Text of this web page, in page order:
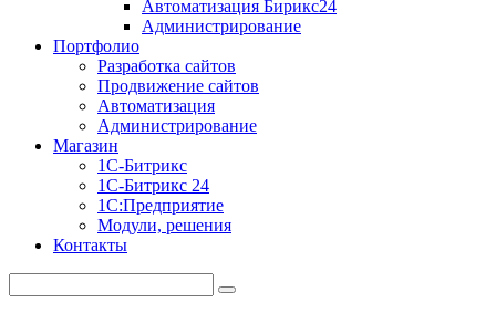
Автоматизация Бирикс24
Администрирование
Портфолио
Разработка сайтов
Продвижение сайтов
Автоматизация
Администрирование
Магазин
1С-Битрикс
1С-Битрикс 24
1С:Предприятие
Модули, решения
Контакты